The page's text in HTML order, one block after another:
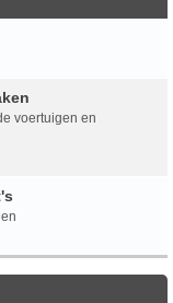
voertuigen en